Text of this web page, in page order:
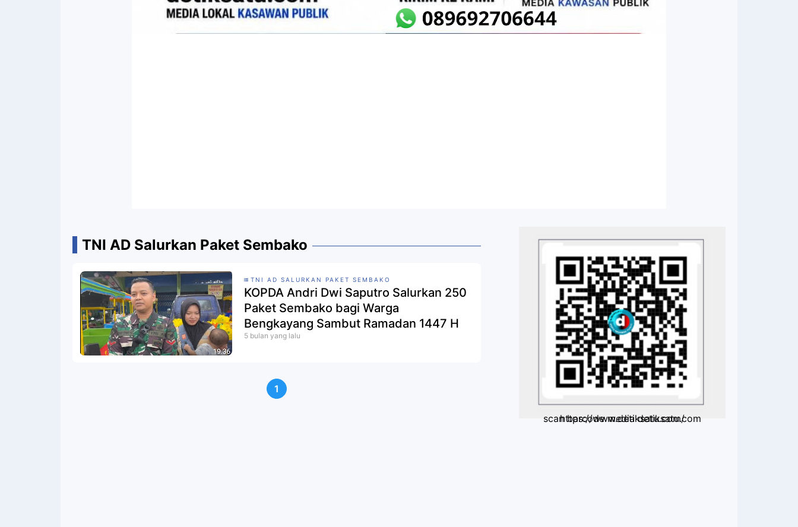
TNI AD Salurkan Paket Sembako
TNI AD SALURKAN PAKET SEMBAKO
KOPDA Andri Dwi Saputro Salurkan 250
Paket Sembako bagi Warga
Bengkayang Sambut Ramadan 1447 H
5 bulan yang lalu
1
scan barcode media detiksatu.com https://www.detiksatu.com/